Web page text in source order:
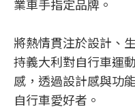
業車手指定品牌。
將熱情貫注於設計、
持義大利對自行車運
感，透過設計感與功
自行車愛好者。